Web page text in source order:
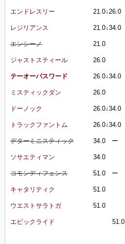
エンドレスリー 21.0↓26.0
レジリアンス 21.0↓34.0
エンシーノ 21.0
ジャストスティール 26.0
テーオーパスワード 26.0↓34.0
ミスティックダン 26.0
ドーノック 26.0↓34.0
トラックファントム 26.0↓34.0
デターミニスティック 34.0 ー
ソサエティマン 34.0
コモンディフェンス 51.0 ー
キャタリティク 51.0
ウエストサラトガ 51.0
エピックライド 51.0